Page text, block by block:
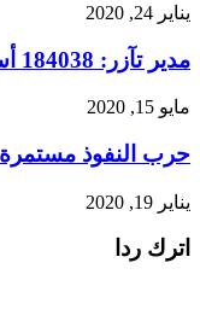
يناير 24, 2020
مدير تآزر: 184038 أسرة ستستفيد من توزيعات نقدية
مايو 15, 2020
حرب النفوذ مستمرة
يناير 19, 2020
اترك ردا